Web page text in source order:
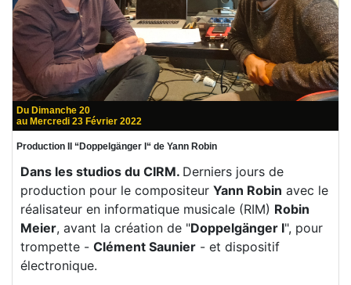
Du Dimanche 20
au Mercredi 23 Février 2022
Production II “Doppelgänger I“ de Yann Robin
Dans les studios du CIRM. Derniers jours de
production pour le compositeur Yann Robin avec le
réalisateur en informatique musicale (RIM) Robin
Meier, avant la création de "Doppelgänger I", pour
trompette - Clément Saunier - et dispositif
électronique.